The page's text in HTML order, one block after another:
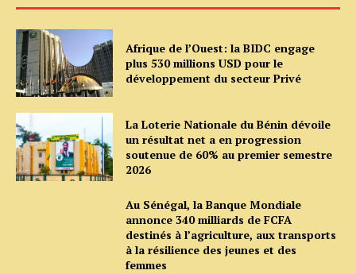
Afrique de l’Ouest: la BIDC engage
plus 530 millions USD pour le
développement du secteur Privé
La Loterie Nationale du Bénin dévoile
un résultat net a en progression
soutenue de 60% au premier semestre
2026
Au Sénégal, la Banque Mondiale
annonce 340 milliards de FCFA
destinés à l’agriculture, aux transports
à la résilience des jeunes et des
femmes